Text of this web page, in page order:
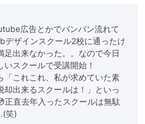
広告とかでバンバン流れて
デザインスクール2校に通ったけ
足出来なかった。。なので今日
いスクールで受講開始！
「これこれ、私が求めていた素
却出来るスクールは！」といっ
正直去年入ったスクールは無駄
笑)